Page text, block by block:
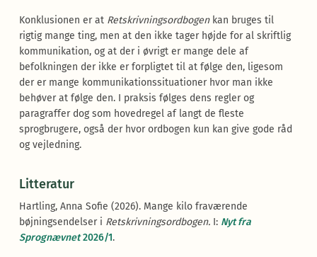
Konklusionen er at Retskrivningsordbogenkan bruges til
rigtig mange ting, men at den ikke tager højde for al skriftlig
kommunikation, og at der i øvrigt er mange dele af
befolkningen der ikke er forpligtet til at følge den, ligesom
der er mange kommunikationssituationer hvor man ikke
behøver at følge den. I praksis følges dens regler og
paragraffer dog som hovedregel af langt de fleste
sprogbrugere, også der hvor ordbogen kun kan give gode råd
og vejledning.
Litteratur
Hartling, Anna Sofie (2026). Mange kilo fraværende
bøjningsendelser i Retskrivningsordbogen.I: Nyt fra
Sprognævnet2026/1.